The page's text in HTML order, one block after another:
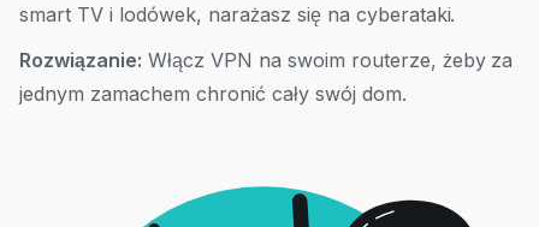
smart TV i lodówek, narażasz się na cyberataki.
Rozwiązanie: Włącz VPN na swoim routerze, żeby za
jednym zamachem chronić cały swój dom.